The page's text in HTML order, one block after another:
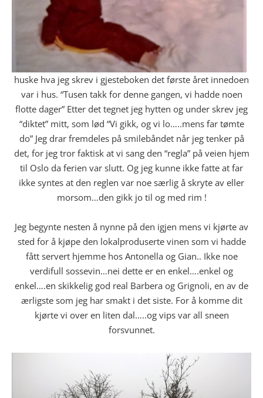
huske hva jeg skrev i gjesteboken det første året innedoen
var i hus. “Tusen takk for denne gangen, vi hadde noen
flotte dager” Etter det tegnet jeg hytten og under skrev jeg
“diktet” mitt, som lød “Vi gikk, og vi lo…..mens far tømte
do” Jeg drar fremdeles på smilebåndet når jeg tenker på
det, for jeg tror faktisk at vi sang den “regla” på veien hjem
til Oslo da ferien var slutt. Og jeg kunne ikke fatte at far
ikke syntes at den reglen var noe særlig å skryte av eller
morsom…den gikk jo til og med rim !
Jeg begynte nesten å nynne på den igjen mens vi kjørte av
sted for å kjøpe den lokalproduserte vinen som vi hadde
fått servert hjemme hos Antonella og Gian.. Ikke noe
verdifull sossevin…nei dette er en enkel….enkel og
enkel….en skikkelig god real Barbera og Grignoli, en av de
ærligste som jeg har smakt i det siste. For å komme dit
kjørte vi over en liten dal…..og vips var all sneen
forsvunnet.